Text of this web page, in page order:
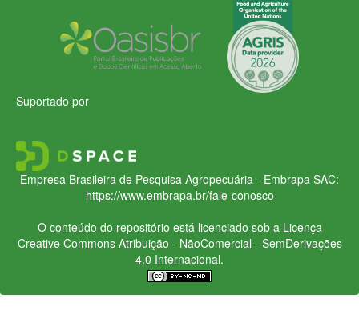
Suportado por
Empresa Brasileira de Pesquisa Agropecuária - Embrapa SAC:
https://www.embrapa.br/fale-conosco
O conteúdo do repositório está licenciado sob a Licença
Creative CommonsAtribuição - NãoComercial - SemDerivações
4.0 Internacional.